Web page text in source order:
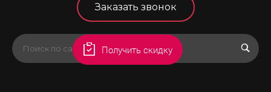
Заказать звонок
Получить скидку